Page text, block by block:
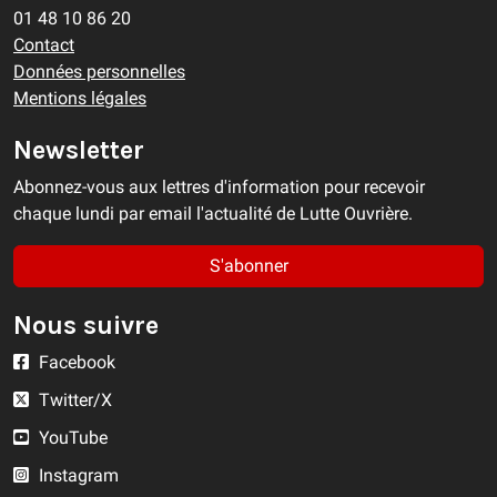
01 48 10 86 20
Contact
Données personnelles
Mentions légales
Newsletter
Abonnez-vous aux lettres d'information pour recevoir
chaque lundi par email l'actualité de Lutte Ouvrière.
S'abonner
Nous suivre
Facebook
Twitter/X
YouTube
Instagram